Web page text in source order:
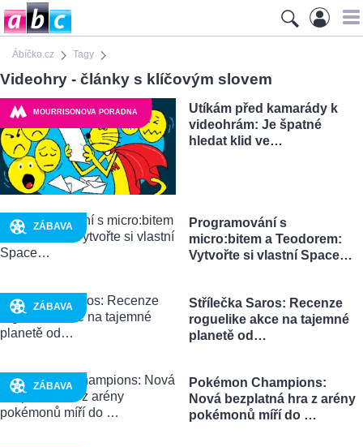
Ábíčko.cz Tagy
Videohry - články s klíčovým slovem
MOURRISONOVA PORADNA
Utíkám před kamarády k
videohrám: Je špatné
hledat klid ve…
ZÁBAVA
Programování s
micro:bitem a Teodorem:
Vytvořte si vlastní Space…
ZÁBAVA
Střílečka Saros: Recenze
roguelike akce na tajemné
planetě od…
ZÁBAVA
Pokémon Champions:
Nová bezplatná hra z arény
pokémonů míří do …